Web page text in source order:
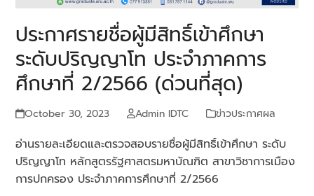
ประกาศรายชื่อผู้มีสิทธิ์เข้าศึกษา
ระดับปริญญาโท ประจำภาคการ
ศึกษาที่ 2/2566 (ด่วนที่สุด)
October 30, 2023 Admin IDTC ข่าวประกาศผล
อ่านรายละเอียดและตรวจสอบรายชื่อผู้มีสิทธิ์เข้าศึกษา ระดับ
ปริญญาโท หลักสูตรรัฐศาสตรมหาบัณฑิต สาขาวิชาการเมือง
การปกครอง ประจำภาคการศึกษาที่ 2/2566